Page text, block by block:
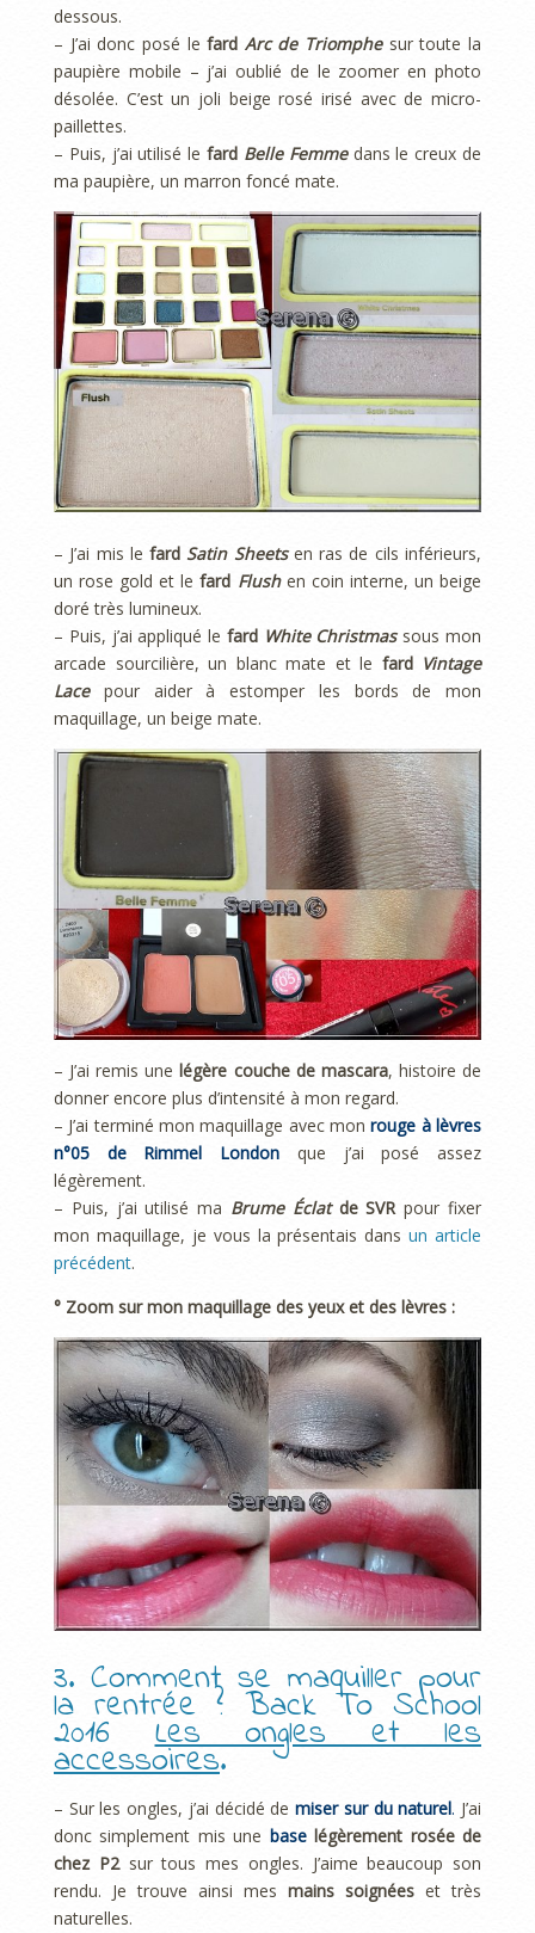
dessous.
– J’ai donc posé lefard Arc de Triomphesur toute la
paupière mobile – j’ai oublié de le zoomer en photo
désolée. C’est un joli beige rosé irisé avec de micro-
paillettes.
– Puis, j’ai utilisé le fard Belle Femmedans le creux de
ma paupière, un marron foncé mate.
– J’ai mis lefard Satin Sheetsen ras de cils inférieurs,
un rose gold et lefard Flushen coin interne, un beige
doré très lumineux.
– Puis, j’ai appliqué le fard White Christmassous mon
arcade sourcilière, un blanc mate et le fard Vintage
Lacepour aider à estomper les bords de mon
maquillage, un beige mate.
– J’ai remis une légère couche de mascara, histoire de
donner encore plus d’intensité à mon regard.
– J’ai terminé mon maquillage avec monrouge à lèvres
n°05 de Rimmel London
que j’ai posé assez
légèrement.
– Puis, j’ai utilisé ma Brume Éclatde SVR pour fixer
mon maquillage, je vous la présentais dansun article
précédent.
° Zoom sur mon maquillage des yeux et des lèvres :
3. Comment se maquiller pour
la rentrée ? Back To School
2016Les ongles et les
accessoires.
– Sur les ongles, j’ai décidé demiser sur du naturel. J’ai
donc simplement mis une baselégèrement rosée de
chez P2sur tous mes ongles. J’aime beaucoup son
rendu. Je trouve ainsi mes mains soignées et très
naturelles.